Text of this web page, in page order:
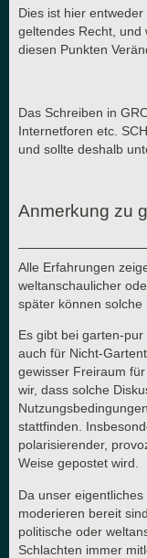
Dies ist hier
geltendes Recht, und
diesen Punkten
Das Schreiben in
Internetforen etc.
und sollte deshalb
Anmerkung zu
Alle Erfahrungen
weltanschaulicher
später können solche
Es gibt bei garten-
auch für Nicht-
gewisser Freiraum
wir, dass solche
stattfinden.
polarisierender,
Weise gepostet wird.
Da unser
moderieren bereit
politische oder
Schlachten immer